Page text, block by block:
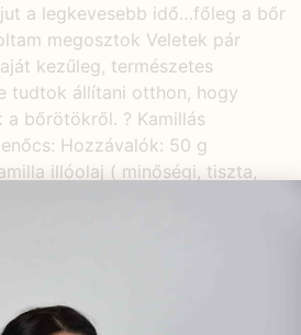
a legkevesebb idő…főleg a bőr
megosztok Veletek pár
kezűleg, természetes
tudtok állítani otthon, hogy
bőrötökről. ? Kamillás
Hozzávalók: 50 g
illóolaj ( minőségi, tiszta,
mélykék színe […]